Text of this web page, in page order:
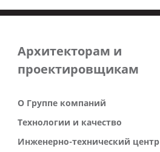
Архитекторам и
проектировщикам
О Группе компаний
Технологии и качество
Инженерно-технический центр